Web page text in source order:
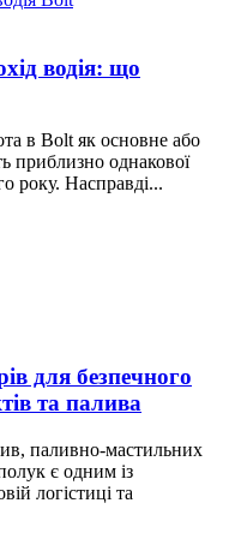
водія: що
в Bolt як основне або
приблизно однакової
року. Насправді...
для безпечного
та палива
паливно-мастильних
є одним із
логістиці та